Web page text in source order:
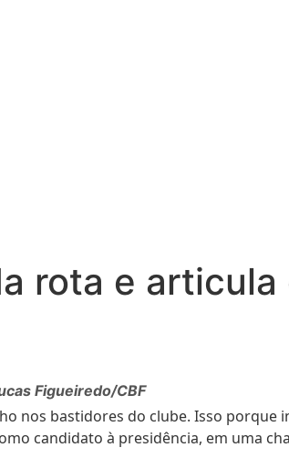
rota e
Figueiredo/CBF
nos bastidores do clube. Isso
candidato à presidência, em uma